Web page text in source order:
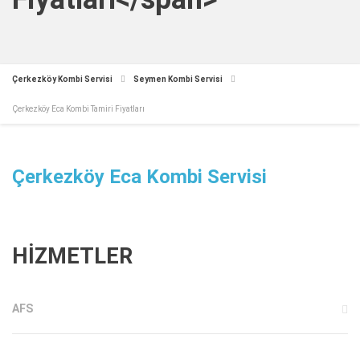
Çerkezköy Kombi Servisi Seymen Kombi Servisi
Çerkezköy Eca Kombi Tamiri Fiyatları
Çerkezköy Eca Kombi Servisi
HİZMETLER
AFS